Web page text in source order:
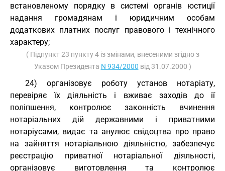
встановленому порядку в системі органів юстиції
надання громадянам і юридичним особам
додаткових платних послуг правового і технічного
характеру;
( Підпункт 23 пункту 4 із змінами, внесеними згідно з
Указом Президента N 934/2000 від 31.07.2000 )
24) організовує роботу установ нотаріату,
перевіряє їх діяльність і вживає заходів до ії
поліпшення, контролює законність вчинення
нотаріальних дій державними і приватними
нотаріусами, видає та анулює свідоцтва про право
на зайняття нотаріальною діяльністю, забезпечує
реєстрацію приватної нотаріальної діяльності,
організовує виготовлення та контролює